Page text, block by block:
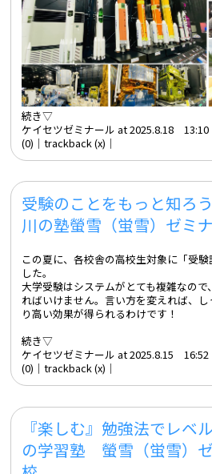
続き▽
ケイセツゼミナール at 2025.8.18
(0) │trackback (x)│
受験のことをもっと知ろ
川の塾螢雪（蛍雪）ゼミ
この夏に、各校舎の高校生対象に「受
した。
大学受験はシステムがとても複雑なの
ればいけません。言い方を変えれば、
り高い効果が得られるわけです！
続き▽
ケイセツゼミナール at 2025.8.15
(0) │trackback (x)│
『楽しむ』勉強法でレベ
の学習塾 螢雪（蛍雪）